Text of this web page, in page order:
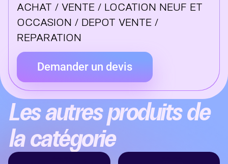
ACHAT / VENTE / LOCATION NEUF ET
OCCASION / DEPOT VENTE /
REPARATION
Demander un devis
Les autres produits de
la catégorie